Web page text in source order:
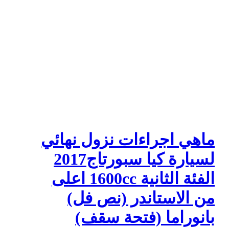
ماهي اجراءات نزول نهائي
لسيارة كيا سبورتاج2017
الفئة الثانية 1600cc اعلى
من الاستاندر (نص فل)
بانوراما (فتحة سقف)